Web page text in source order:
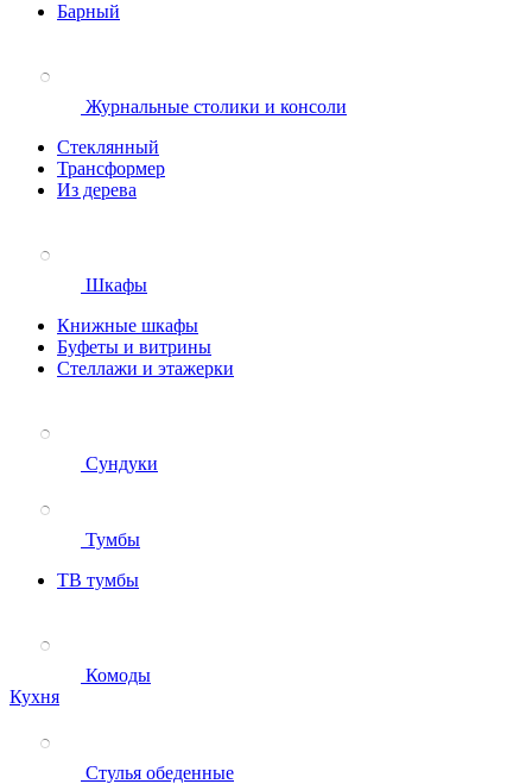
Барный
Журнальные столики и консоли
Стеклянный
Трансформер
Из дерева
Шкафы
Книжные шкафы
Буфеты и витрины
Стеллажи и этажерки
Сундуки
Тумбы
ТВ тумбы
Комоды
Кухня
Стулья обеденные